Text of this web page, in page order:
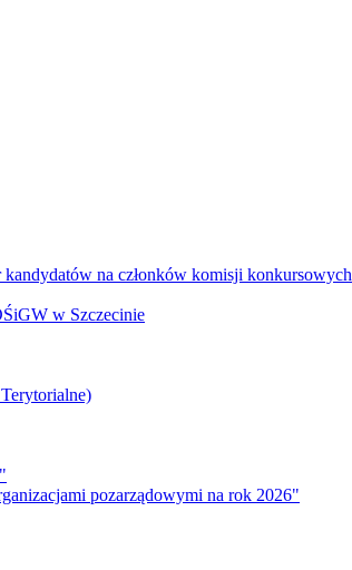
na członków komisji konkursowych
w Szczecinie
pozarządowymi na rok 2026"